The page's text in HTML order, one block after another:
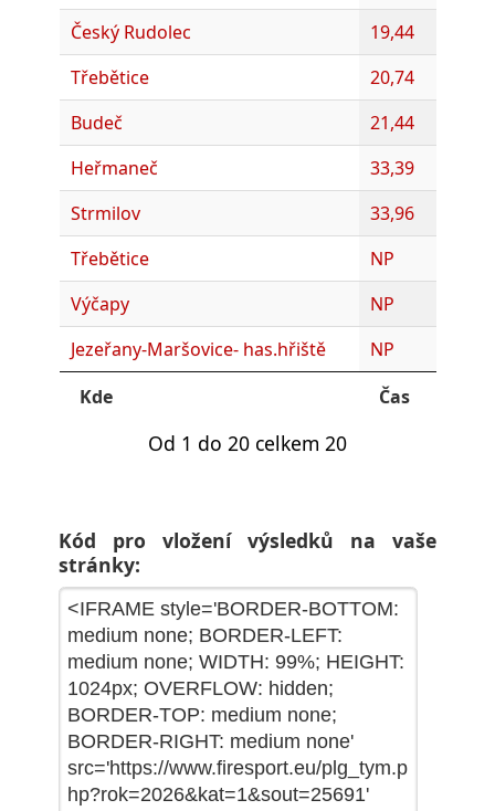
Český Rudolec
19,44
Třebětice
20,74
Budeč
21,44
Heřmaneč
33,39
Strmilov
33,96
Třebětice
NP
Výčapy
NP
Jezeřany-Maršovice- has.hřiště
NP
Kde
Čas
Od 1 do 20 celkem 20
Kód pro vložení výsledků na vaše
stránky: